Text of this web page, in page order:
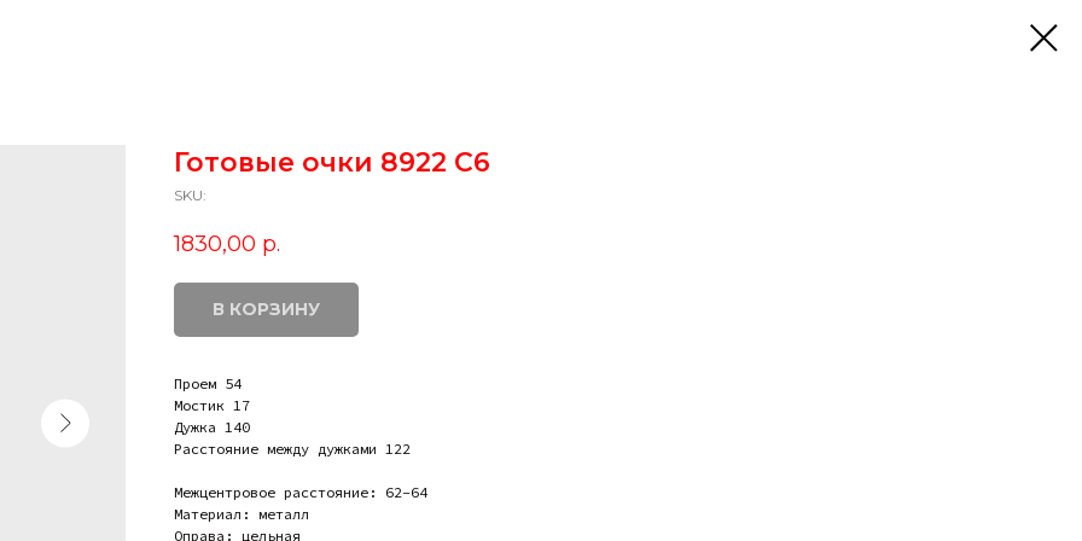
Готовые очки 8922 С6
SKU:
1830,00 р.
В КОРЗИНУ
Проем 54
Мостик 17
Дужка 140
Расстояние между дужками 122
Межцентровое расстояние: 62-64
Материал: металл
Оправа: цельная